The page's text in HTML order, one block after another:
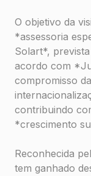
O objetivo da
*assessoria
Solart*,
acordo com
compromisso
contribuindo
*crescimento
Reconhecida
tem ganhado